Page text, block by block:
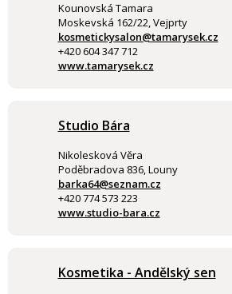
Kounovská Tamara
Moskevská 162/22, Vejprty
kosmetickysalon@tamarysek.cz
+420 604 347 712
www.tamarysek.cz
Studio Bára
Nikolesková Věra
Poděbradova 836, Louny
barka64@seznam.cz
+420 774 573 223
www.studio-bara.cz
Kosmetika - Andělský sen